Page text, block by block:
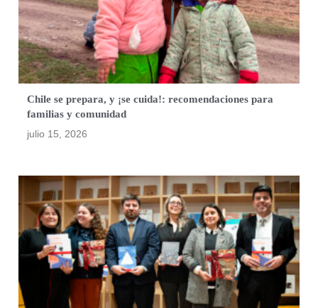
Chile se prepara, y ¡se cuida!: recomendaciones para
familias y comunidad
julio 15, 2026